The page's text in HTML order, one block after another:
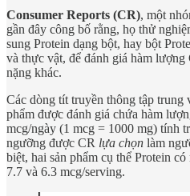
Consumer Reports (CR), một
gần đây công bố rằng, họ thử
sung Protein dạng bột, hay bột
và thực vật, để đánh giá hàm
nặng khác.
Các dòng tít truyền thông tập trung
phẩm được đánh giá chứa hàm
mcg/ngày (1 mcg = 1000 mg) tính
ngưỡng được CR lựa chọn làm
biệt, hai sản phẩm cụ thể Protein
7.7 và 6.3 mcg/serving.